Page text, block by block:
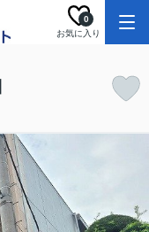
お気に入り
0